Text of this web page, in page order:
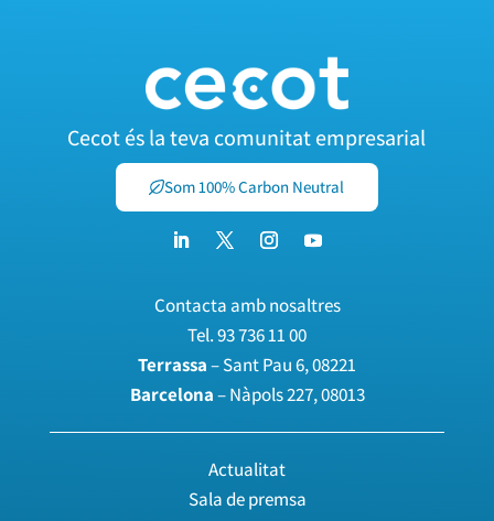
Cecot és la teva comunitat empresarial
Som 100% Carbon Neutral
Contacta amb nosaltres
Tel.93 736 11 00
Terrassa– Sant Pau 6, 08221
Barcelona– Nàpols 227, 08013
Actualitat
Sala de premsa